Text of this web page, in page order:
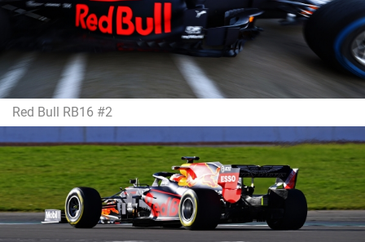
Red Bull RB16 #2